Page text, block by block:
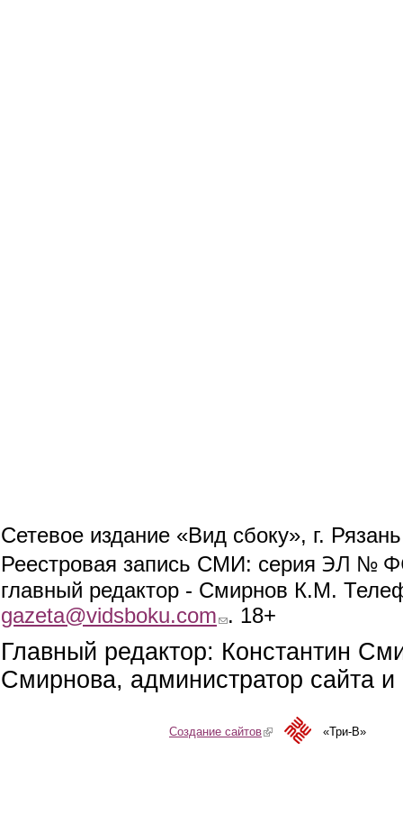
Сетевое издание «Вид сбоку», г.
Реестровая запись СМИ: серия ЭЛ №
главный редактор - Смирнов К.М.
gazeta@vidsboku.com (link sends e-mail)
. 18+
Главный редактор: Константин
Смирнова, администратор сайта
Создание сайтов(link is external)«Три-В»